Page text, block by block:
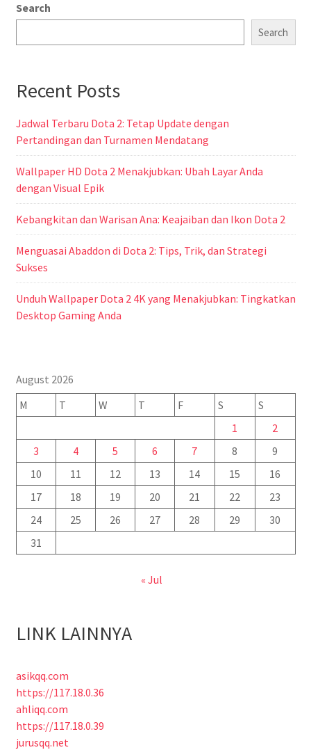
Search
Search
Recent Posts
Jadwal Terbaru Dota 2: Tetap Update dengan
Pertandingan dan Turnamen Mendatang
Wallpaper HD Dota 2 Menakjubkan: Ubah Layar Anda
dengan Visual Epik
Kebangkitan dan Warisan Ana: Keajaiban dan Ikon Dota 2
Menguasai Abaddon di Dota 2: Tips, Trik, dan Strategi
Sukses
Unduh Wallpaper Dota 2 4K yang Menakjubkan: Tingkatkan
Desktop Gaming Anda
August 2026
M
T W T F S
S
1
2
3
4 5 6 7 8
9
10
11 12 13 14 15
16
17
18 19 20 21 22
23
24
25 26 27 28 29
30
31
« Jul
LINK LAINNYA
asikqq.com
https://117.18.0.36
ahliqq.com
https://117.18.0.39
jurusqq.net